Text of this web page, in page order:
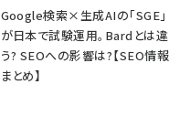
Google検索×生成AIの「SGE」
が日本で試験運用。Bardとは違
う? SEOへの影響は?【SEO情報
まとめ】